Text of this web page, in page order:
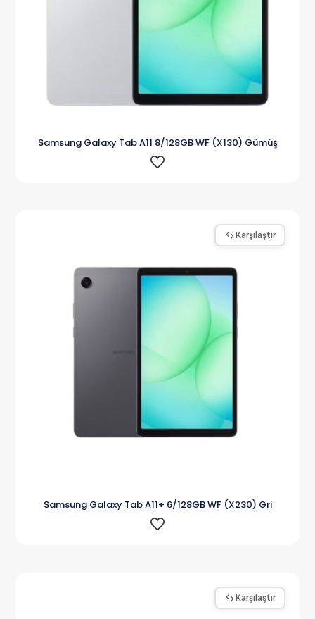
Samsung Galaxy Tab A11 8/128GB WF (X130) Gümüş
Karşılaştır
Samsung Galaxy Tab A11+ 6/128GB WF (X230) Gri
Karşılaştır